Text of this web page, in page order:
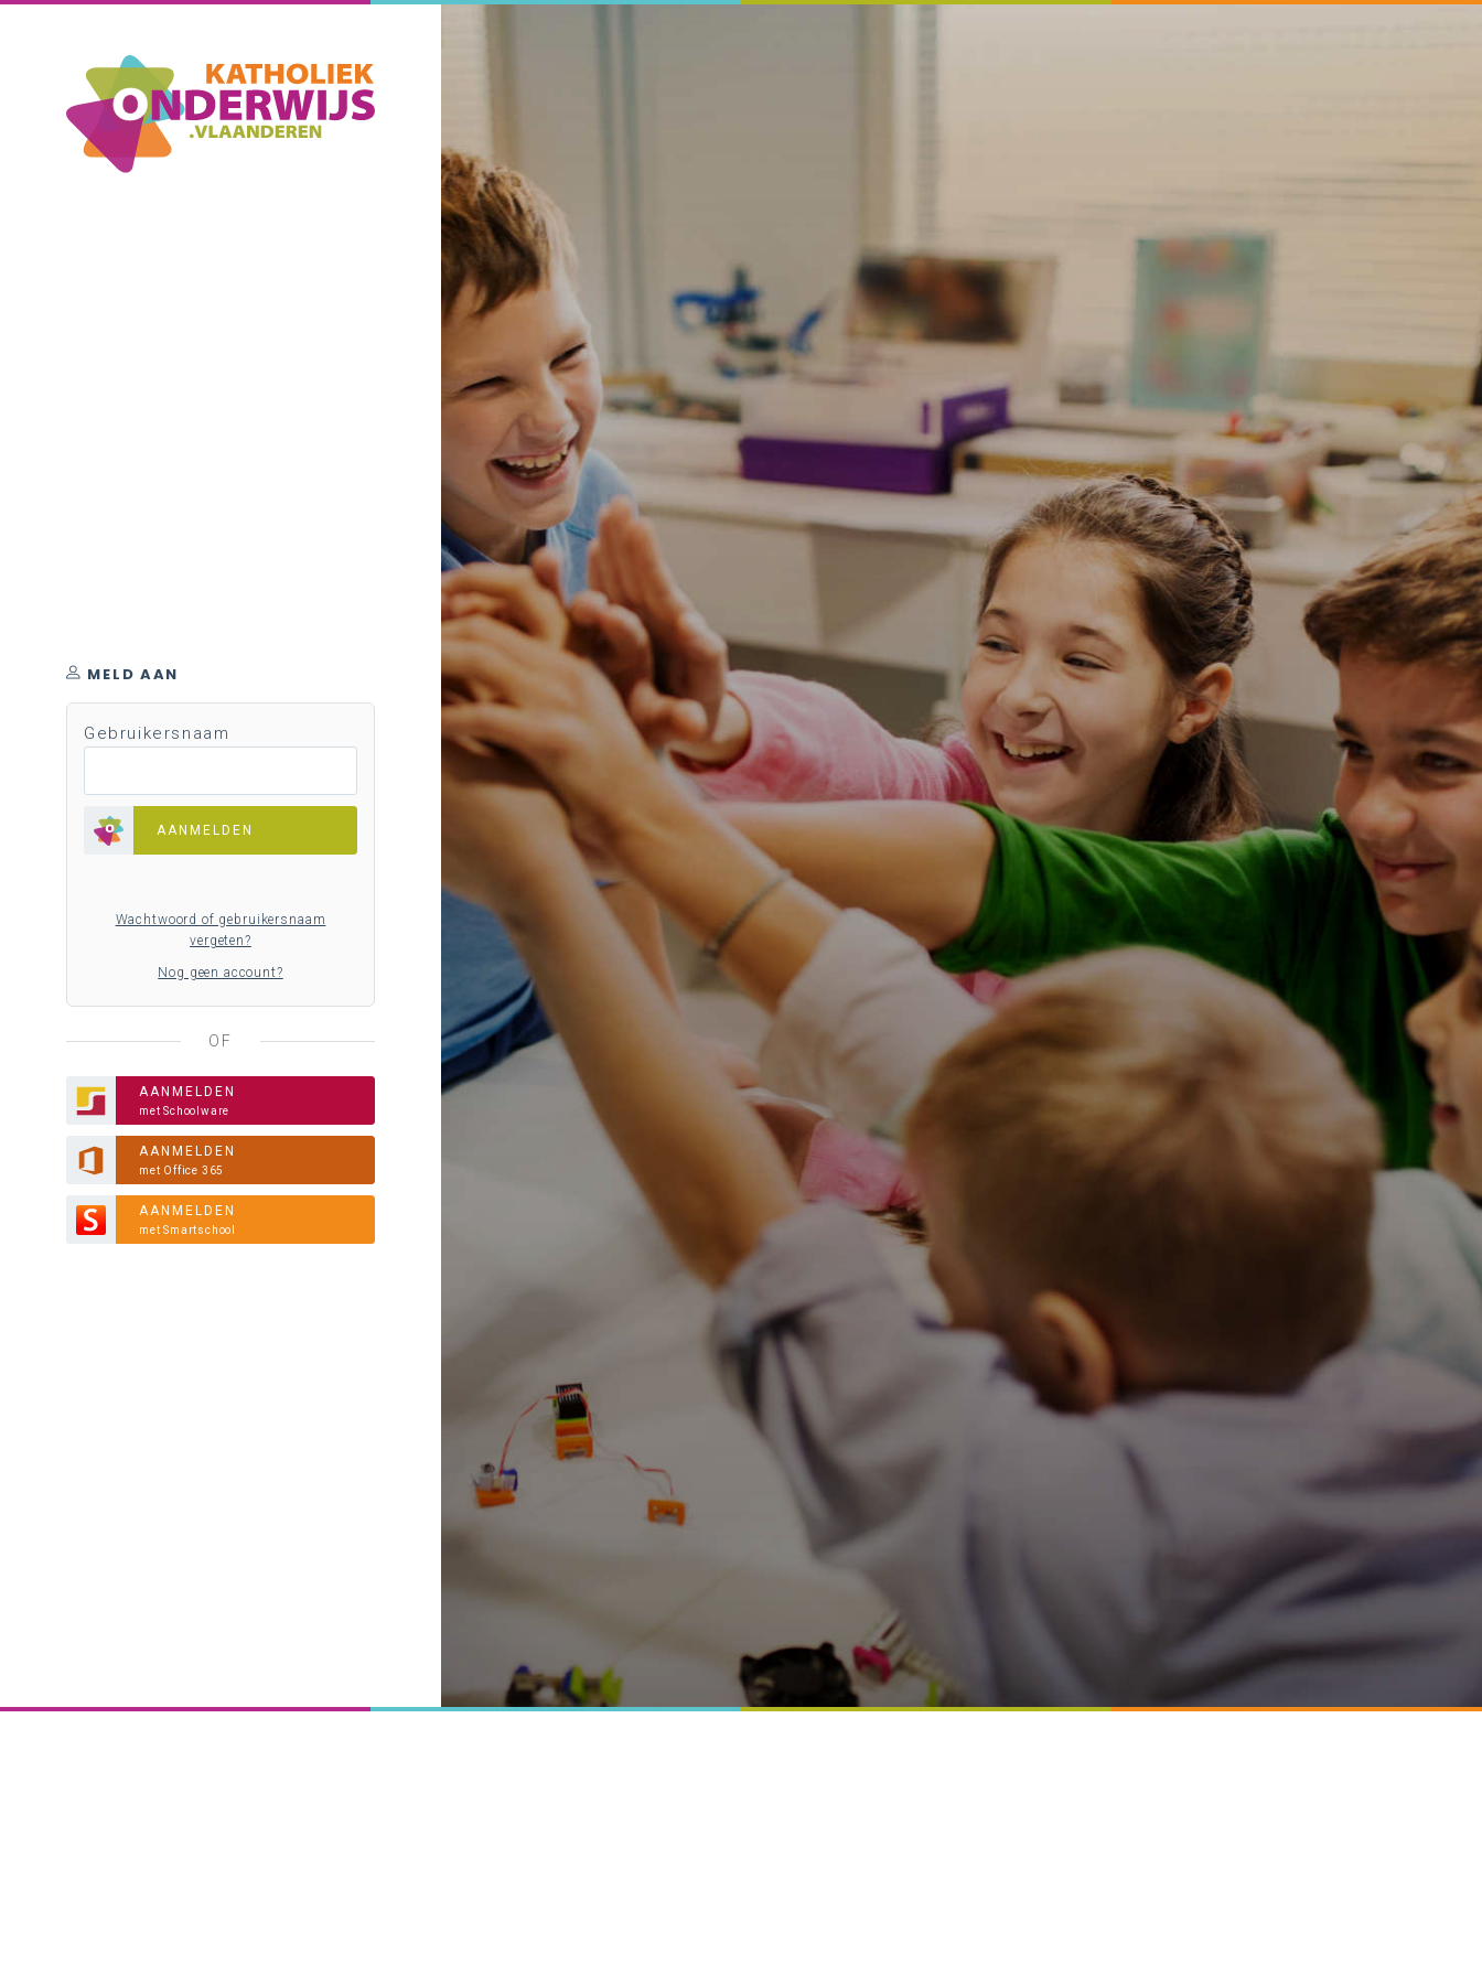
MELD AAN
Gebruikersnaam
AANMELDEN
Wachtwoord of gebruikersnaam
vergeten?
Nog geen account?
OF
AANMELDEN
met Schoolware
AANMELDEN
met Office 365
AANMELDEN
met Smartschool